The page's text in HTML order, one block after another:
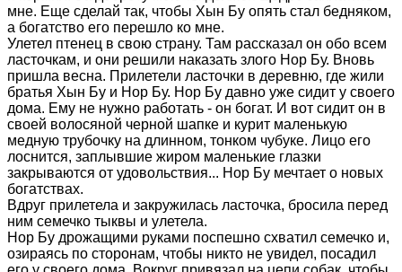
мне. Еще сделай так, чтобы Хын Бу опять стал бедняком,
а богатство его перешло ко мне.
Улетел птенец в свою страну. Там рассказал он обо всем
ласточкам, и они решили наказать злого Нор Бу. Вновь
пришла весна. Прилетели ласточки в деревню, где жили
братья Хын Бу и Нор Бу. Нор Бу давно уже сидит у своего
дома. Ему не нужно работать - он богат. И вот сидит он в
своей волосяной черной шапке и курит маленькую
медную трубочку на длинном, тонком чубуке. Лицо его
лоснится, заплывшие жиром маленькие глазки
закрываются от удовольствия... Нор Бу мечтает о новых
богатствах.
Вдруг прилетела и закружилась ласточка, бросила перед
ним семечко тыквы и улетела.
Нор Бу дрожащими руками поспешно схватил семечко и,
озираясь по сторонам, чтобы никто не увидел, посадил